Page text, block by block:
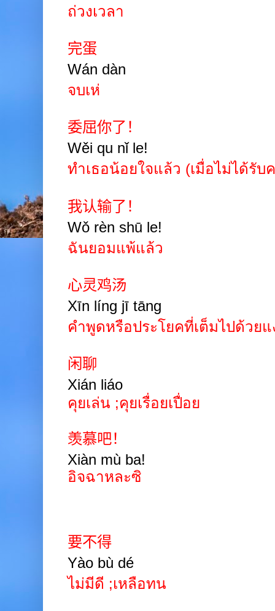
ถ่วงเวลา
完蛋
Wán dàn
จบเห่
委屈你了！
Wěi qu nǐ le!
ทำเธอน้อยใจแล้ว (เมื่อไม่ได้รับ
我认输了！
Wǒ rèn shū le!
ฉันยอมแพ้แล้ว
心灵鸡汤
Xīn líng jī tāng
คำพูดหรือประโยคที่เต็มไปด้วย
闲聊
Xián liáo
คุยเล่น ;คุยเรื่อยเปื่อย
羡慕吧！
Xiàn mù ba!
อิจฉาหละซิ
要不得
Yào bù dé
ไม่มีดี ;เหลือทน